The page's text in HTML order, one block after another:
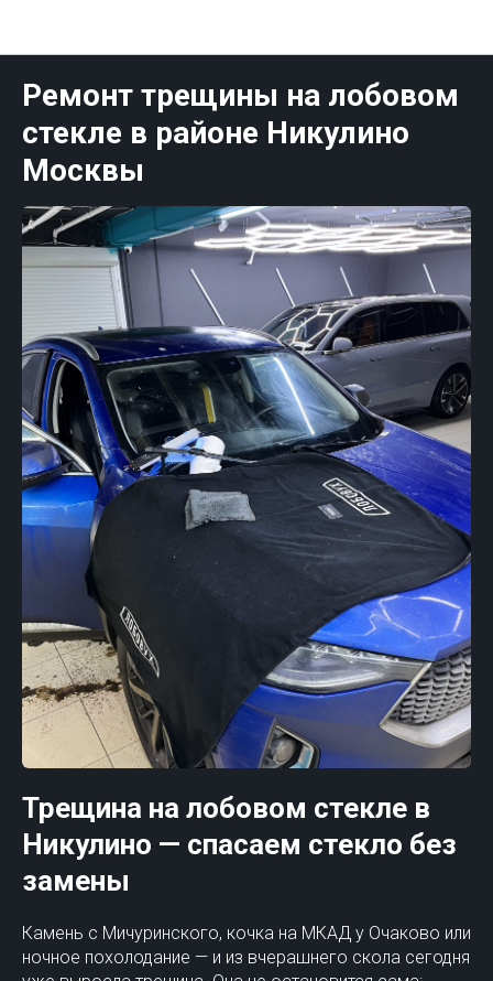
Ремонт трещины на лобовом
стекле в районе Никулино
Москвы
Трещина на лобовом стекле в
Никулино — спасаем стекло без
замены
Камень с Мичуринского, кочка на МКАД у Очаково или
ночное похолодание — и из вчерашнего скола сегодня